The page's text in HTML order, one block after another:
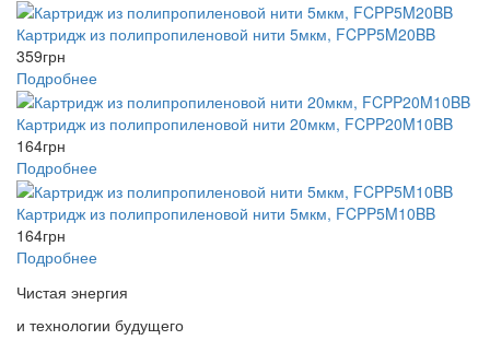
Картридж из полипропиленовой нити 5мкм, FCPP5M20BB
359грн
Подробнее
Картридж из полипропиленовой нити 20мкм, FCPP20M10BB
164грн
Подробнее
Картридж из полипропиленовой нити 5мкм, FCPP5M10BB
164грн
Подробнее
Чистая энергия
и технологии будущего